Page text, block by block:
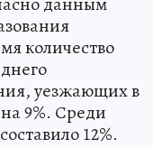
количество
уезжающих в
9%. Среди
12%.